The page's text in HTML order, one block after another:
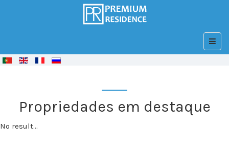
© FreeJoomla! 3 Modules
Propriedades em destaque
No result...